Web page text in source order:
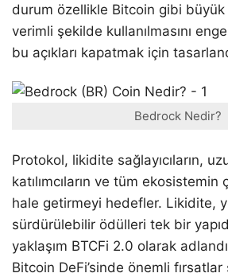
durum özellikle Bitcoin gibi büyük
verimli şekilde kullanılmasını
bu açıkları kapatmak için
Bedrock Nedir?
Protokol, likidite sağlayıcıların,
katılımcıların ve tüm ekosistemin
hale getirmeyi hedefler. Likidite,
sürdürülebilir ödülleri tek bir
yaklaşım BTCFi 2.0 olarak
Bitcoin DeFi’sinde önemli fırsatlar